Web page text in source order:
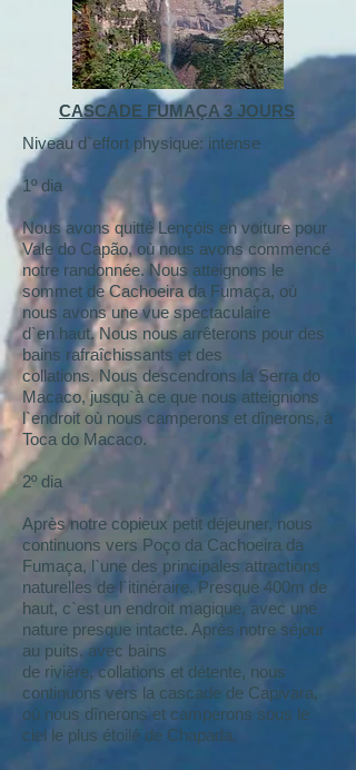
CASCADE FUMAÇA 3 JOURS
Niveau d`effort physique: intense
1º dia
Nous avons quitté Lençóis en voiture pour
Vale do Capão, où nous avons commencé
notre randonnée. Nous atteignons le
sommet de Cachoeira da Fumaça, où
nous avons une vue spectaculaire
d`en haut. Nous nous arrêterons pour des
bains rafraîchissants et des
collations. Nous descendrons la Serra do
Macaco, jusqu`à ce que nous atteignions
l`endroit où nous camperons et dînerons, à
Toca do Macaco.
2º dia
Après notre copieux petit déjeuner, nous
continuons vers Poço da Cachoeira da
Fumaça, l`une des principales attractions
naturelles de l`itinéraire. Presque 400m de
haut, c`est un endroit magique, avec une
nature presque intacte. Après notre séjour
au puits, avec bains
de rivière, collations et détente, nous
continuons vers la cascade de Capivara,
où nous dînerons et camperons sous le
ciel le plus étoilé de Chapada.